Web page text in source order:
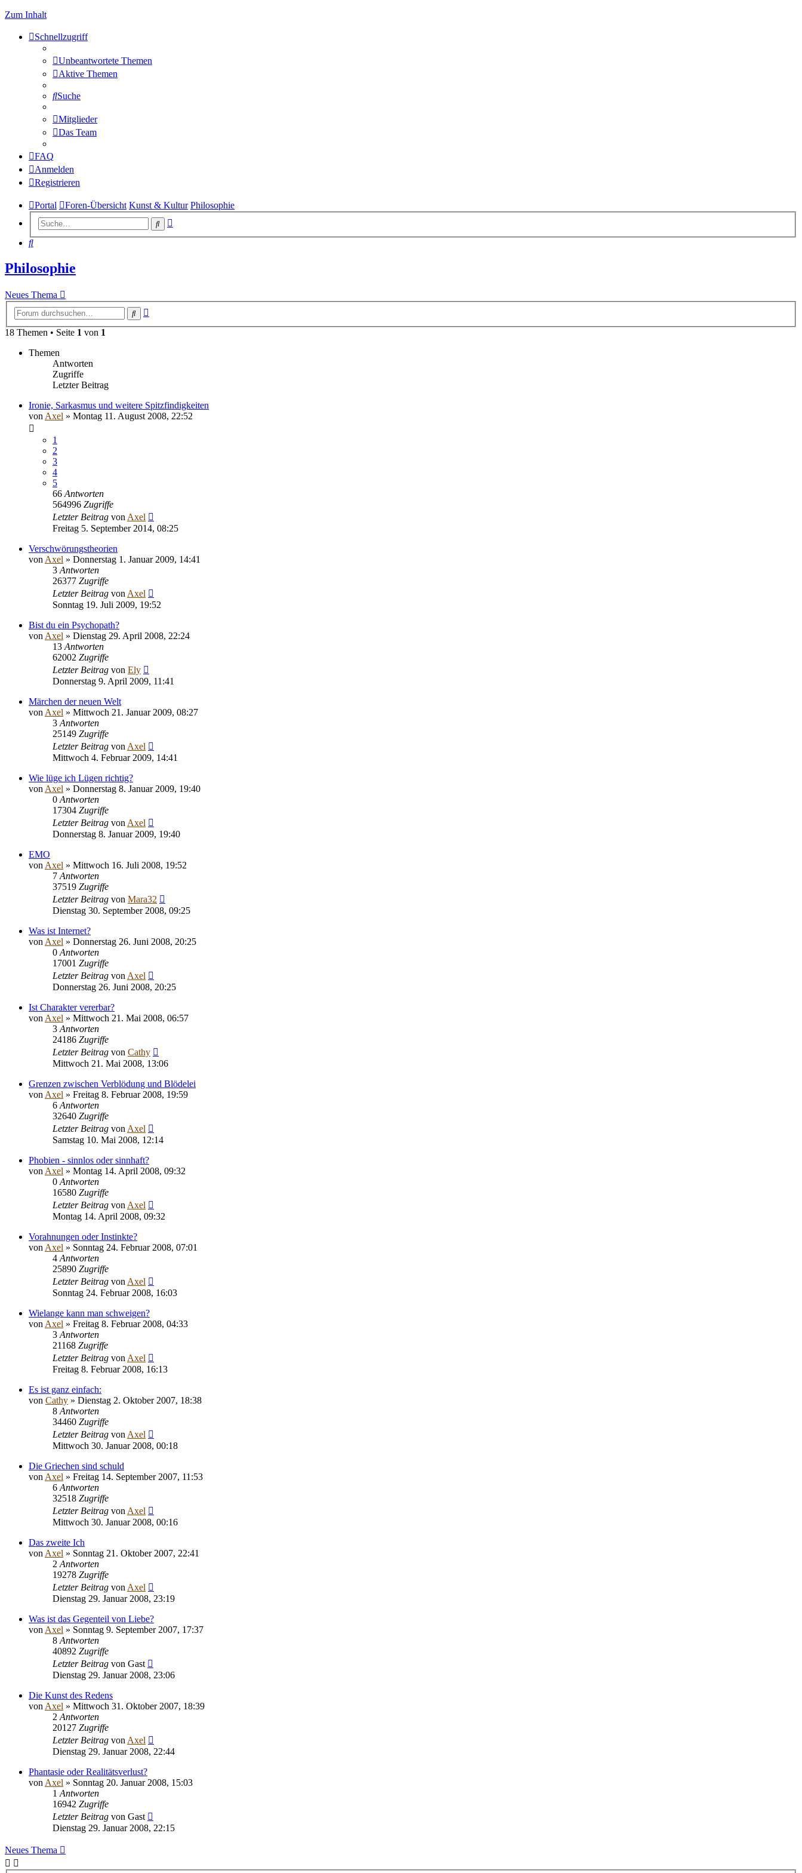
Zum Inhalt
Schnellzugriff
Unbeantwortete Themen
Aktive Themen
Suche
Mitglieder
Das Team
FAQ
Anmelden
Registrieren
Portal Foren-Übersicht Kunst & Kultur Philosophie
Suche
Suche
Philosophie
Neues Thema
Suche
18 Themen • Seite 1 von 1
Themen
Antworten
Zugriffe
Letzter Beitrag
Ironie, Sarkasmus und weitere Spitzfindigkeiten
von Axel » Montag 11. August 2008, 22:52
1
2
3
4
5
66 Antworten
564996 Zugriffe
Letzter Beitrag von Axel
Freitag 5. September 2014, 08:25
Verschwörungstheorien
von Axel » Donnerstag 1. Januar 2009, 14:41
3 Antworten
26377 Zugriffe
Letzter Beitrag von Axel
Sonntag 19. Juli 2009, 19:52
Bist du ein Psychopath?
von Axel » Dienstag 29. April 2008, 22:24
13 Antworten
62002 Zugriffe
Letzter Beitrag von Ely
Donnerstag 9. April 2009, 11:41
Märchen der neuen Welt
von Axel » Mittwoch 21. Januar 2009, 08:27
3 Antworten
25149 Zugriffe
Letzter Beitrag von Axel
Mittwoch 4. Februar 2009, 14:41
Wie lüge ich Lügen richtig?
von Axel » Donnerstag 8. Januar 2009, 19:40
0 Antworten
17304 Zugriffe
Letzter Beitrag von Axel
Donnerstag 8. Januar 2009, 19:40
EMO
von Axel » Mittwoch 16. Juli 2008, 19:52
7 Antworten
37519 Zugriffe
Letzter Beitrag von Mara32
Dienstag 30. September 2008, 09:25
Was ist Internet?
von Axel » Donnerstag 26. Juni 2008, 20:25
0 Antworten
17001 Zugriffe
Letzter Beitrag von Axel
Donnerstag 26. Juni 2008, 20:25
Ist Charakter vererbar?
von Axel » Mittwoch 21. Mai 2008, 06:57
3 Antworten
24186 Zugriffe
Letzter Beitrag von Cathy
Mittwoch 21. Mai 2008, 13:06
Grenzen zwischen Verblödung und Blödelei
von Axel » Freitag 8. Februar 2008, 19:59
6 Antworten
32640 Zugriffe
Letzter Beitrag von Axel
Samstag 10. Mai 2008, 12:14
Phobien - sinnlos oder sinnhaft?
von Axel » Montag 14. April 2008, 09:32
0 Antworten
16580 Zugriffe
Letzter Beitrag von Axel
Montag 14. April 2008, 09:32
Vorahnungen oder Instinkte?
von Axel » Sonntag 24. Februar 2008, 07:01
4 Antworten
25890 Zugriffe
Letzter Beitrag von Axel
Sonntag 24. Februar 2008, 16:03
Wielange kann man schweigen?
von Axel » Freitag 8. Februar 2008, 04:33
3 Antworten
21168 Zugriffe
Letzter Beitrag von Axel
Freitag 8. Februar 2008, 16:13
Es ist ganz einfach:
von Cathy » Dienstag 2. Oktober 2007, 18:38
8 Antworten
34460 Zugriffe
Letzter Beitrag von Axel
Mittwoch 30. Januar 2008, 00:18
Die Griechen sind schuld
von Axel » Freitag 14. September 2007, 11:53
6 Antworten
32518 Zugriffe
Letzter Beitrag von Axel
Mittwoch 30. Januar 2008, 00:16
Das zweite Ich
von Axel » Sonntag 21. Oktober 2007, 22:41
2 Antworten
19278 Zugriffe
Letzter Beitrag von Axel
Dienstag 29. Januar 2008, 23:19
Was ist das Gegenteil von Liebe?
von Axel » Sonntag 9. September 2007, 17:37
8 Antworten
40892 Zugriffe
Letzter Beitrag von Gast
Dienstag 29. Januar 2008, 23:06
Die Kunst des Redens
von Axel » Mittwoch 31. Oktober 2007, 18:39
2 Antworten
20127 Zugriffe
Letzter Beitrag von Axel
Dienstag 29. Januar 2008, 22:44
Phantasie oder Realitätsverlust?
von Axel » Sonntag 20. Januar 2008, 15:03
1 Antworten
16942 Zugriffe
Letzter Beitrag von Gast
Dienstag 29. Januar 2008, 22:15
Neues Thema